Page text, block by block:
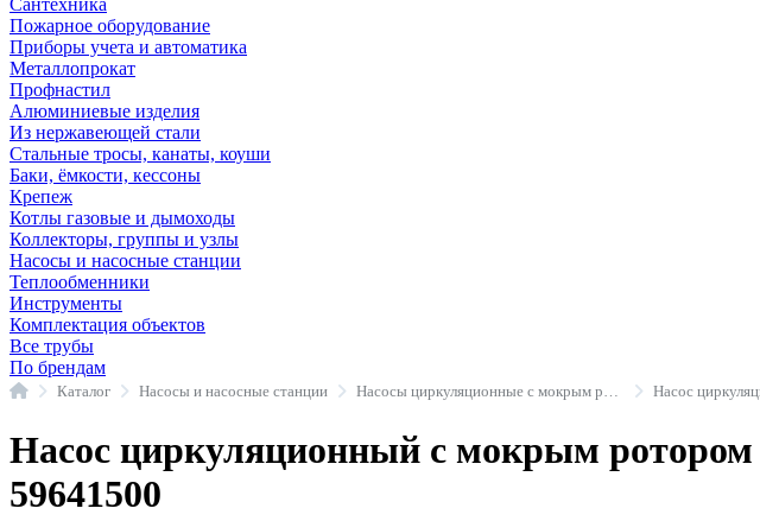
Сантехника
Пожарное оборудование
Приборы учета и автоматика
Металлопрокат
Профнастил
Алюминиевые изделия
Из нержавеющей стали
Стальные тросы, канаты, коуши
Баки, ёмкости, кессоны
Крепеж
Котлы газовые и дымоходы
Коллекторы, группы и узлы
Насосы и насосные станции
Теплообменники
Инструменты
Комплектация объектов
Все трубы
По брендам
ГлавнаяКаталог Насосы и насосные станции
Насос циркуляционный с мокрым ротором
59641500